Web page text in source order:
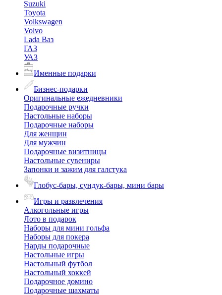
Suzuki
Toyota
Volkswagen
Volvo
Lada Ваз
ГАЗ
УАЗ
Именные подарки
Бизнес-подарки
Оригинальные ежедневники
Подарочные ручки
Настольные наборы
Подарочные наборы
Для женщин
Для мужчин
Подарочные визитницы
Настольные сувениры
Запонки и зажим для галстука
Глобус-бары, сундук-бары, мини бары
Игры и развлечения
Алкогольные игры
Лото в подарок
Наборы для мини гольфа
Наборы для покера
Нарды подарочные
Настольные игры
Настольный футбол
Настольный хоккей
Подарочное домино
Подарочные шахматы